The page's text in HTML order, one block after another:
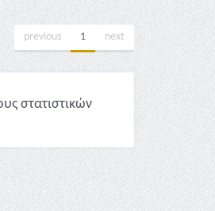
previous 1 next
στατιστικών